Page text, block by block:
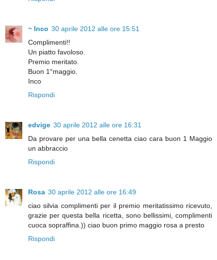
~ Inco 30 aprile 2012 alle ore 15:51
Complimenti!!
Un piatto favoloso.
Premio meritato.
Buon 1°maggio.
Inco
Rispondi
edvige 30 aprile 2012 alle ore 16:31
Da provare per una bella cenetta ciao cara buon 1 Maggio
un abbraccio
Rispondi
Rosa 30 aprile 2012 alle ore 16:49
ciao silvia complimenti per il premio meritatissimo ricevuto,
grazie per questa bella ricetta, sono bellissimi, complimenti
cuoca sopraffina.)) ciao buon primo maggio rosa a presto
Rispondi